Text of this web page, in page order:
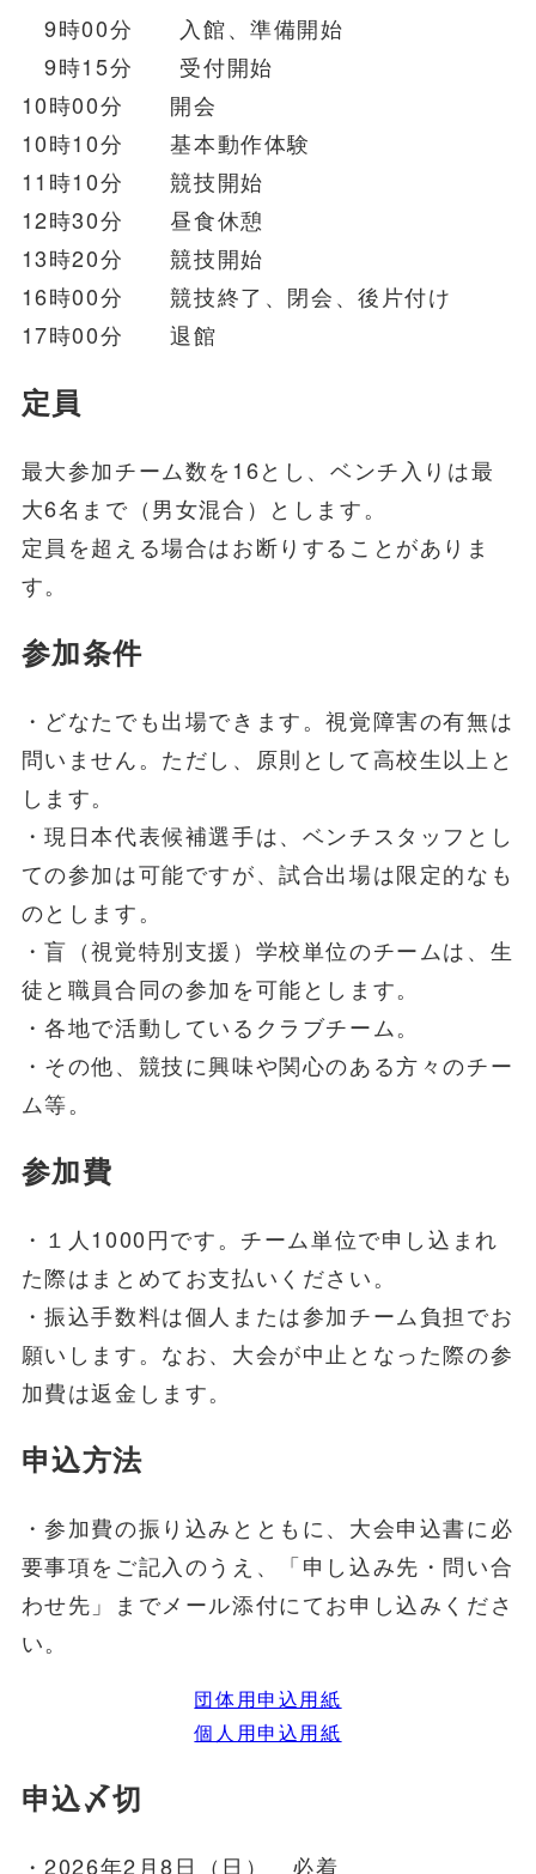
9時00分 入館、準備開始
9時15分 受付開始
10時00分 開会
10時10分 基本動作体験
11時10分 競技開始
12時30分 昼食休憩
13時20分 競技開始
16時00分 競技終了、閉会、後片付け
17時00分 退館
定員
最大参加チーム数を16とし、ベンチ入りは最
大6名まで（男女混合）とします。
定員を超える場合はお断りすることがありま
す。
参加条件
・どなたでも出場できます。視覚障害の有無は
問いません。ただし、原則として高校生以上と
します。
・現日本代表候補選手は、ベンチスタッフとし
ての参加は可能ですが、試合出場は限定的なも
のとします。
・盲（視覚特別支援）学校単位のチームは、生
徒と職員合同の参加を可能とします。
・各地で活動しているクラブチーム。
・その他、競技に興味や関心のある方々のチー
ム等。
参加費
・１人1000円です。チーム単位で申し込まれ
た際はまとめてお支払いください。
・振込手数料は個人または参加チーム負担でお
願いします。なお、大会が中止となった際の参
加費は返金します。
申込方法
・参加費の振り込みとともに、大会申込書に必
要事項をご記入のうえ、「申し込み先・問い合
わせ先」までメール添付にてお申し込みくださ
い。
団体用申込用紙
個人用申込用紙
申込〆切
・2026年2月8日（日） 必着